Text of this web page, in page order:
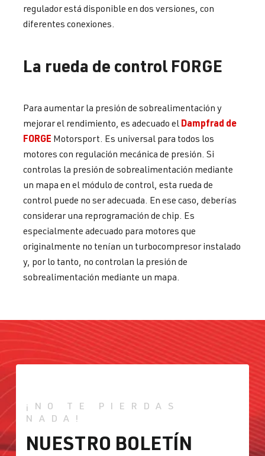
regulador está disponible en dos versiones, con
diferentes conexiones.
La rueda de control FORGE
Para aumentar la presión de sobrealimentación y
mejorar el rendimiento, es adecuado el Dampfrad de
FORGE Motorsport. Es universal para todos los
motores con regulación mecánica de presión. Si
controlas la presión de sobrealimentación mediante
un mapa en el módulo de control, esta rueda de
control puede no ser adecuada. En ese caso, deberías
considerar una reprogramación de chip. Es
especialmente adecuado para motores que
originalmente no tenían un turbocompresor instalado
y, por lo tanto, no controlan la presión de
sobrealimentación mediante un mapa.
¡NO TE PIERDAS
NADA!
NUESTRO BOLETÍN